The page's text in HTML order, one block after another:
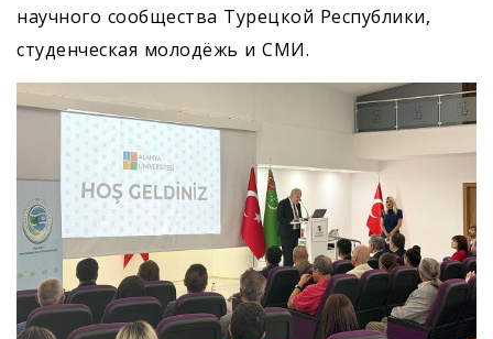
научного сообщества Турецкой Республики,
студенческая молодёжь и СМИ.